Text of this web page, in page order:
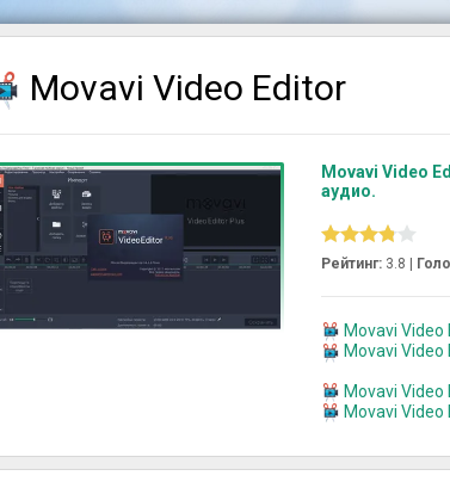
Movavi Video Editor
Movavi Video
аудио.
Рейтинг: 3.8 |
Movavi Video
Movavi Video
Movavi Video
Movavi Video